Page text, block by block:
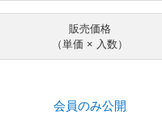
販売価格
（単価 × 入数）
会員のみ公開